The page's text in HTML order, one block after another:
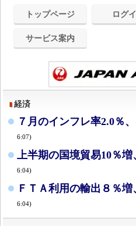
トップページ ログ
サービス案内
経済
７月のインフレ率2.0％
6:07)
上半期の国境貿易10％
6:04)
ＦＴＡ利用の輸出８％
6:04)